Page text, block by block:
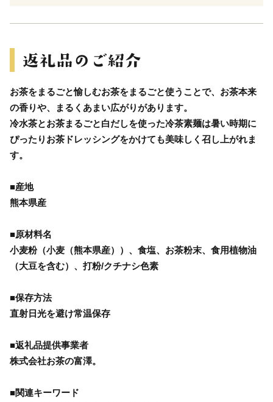
お茶をまるごと愉しむお茶をまるごと使うことで、お茶本来
の香りや、まるくあまい広がりがあります。
冷水茶とお茶まるごと白だしを使った冷茶素麺は暑い時期に
ぴったりお茶ドレッシングをかけても美味しく召し上がれま
す。
■産地
熊本県産
■原材料名
小麦粉（小麦（熊本県産））、食塩、お茶粉末、食用植物油
（大豆を含む）、打粉/クチナシ色素
■保存方法
直射日光を避け常温保存
■返礼品提供事業者
株式会社お茶の富澤。
■関連キーワード